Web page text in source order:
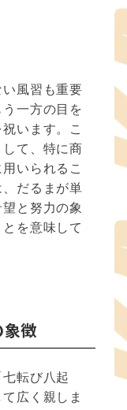
風習も重要
一方の目を
います。こ
て、特に商
いられるこ
だるまが単
と努力の象
を意味して
象徴
転び八起
広く親しま